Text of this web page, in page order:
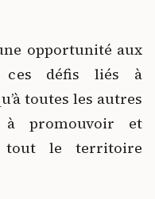
opportunité aux
ces défis liés à
toutes les autres
à promouvoir et
tout le territoire